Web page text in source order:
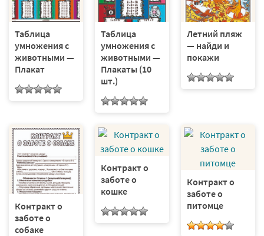
Таблица
умножения с
животными —
Плакат
Таблица
умножения с
животными —
Плакаты (10
шт.)
Летний пляж
— найди и
покажи
Контракт о
заботе о
собаке
Контракт о
заботе о
кошке
Контракт о
заботе о
питомце